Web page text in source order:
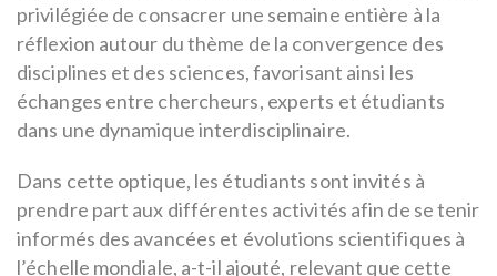
privilégiée de consacrer une semaine entière à la
réflexion autour du thème de la convergence des
disciplines et des sciences, favorisant ainsi les
échanges entre chercheurs, experts et étudiants
dans une dynamique interdisciplinaire.
Dans cette optique, les étudiants sont invités à
prendre part aux différentes activités afin de se tenir
informés des avancées et évolutions scientifiques à
l’échelle mondiale, a-t-il ajouté, relevant que cette